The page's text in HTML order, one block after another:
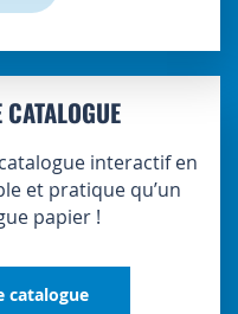
interactif en
et pratique qu’un
papier !
catalogue